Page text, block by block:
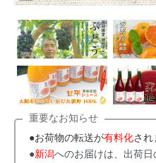
重要なお知らせ
●お荷物の転送が有料化され
●新潟へのお届けは、出荷